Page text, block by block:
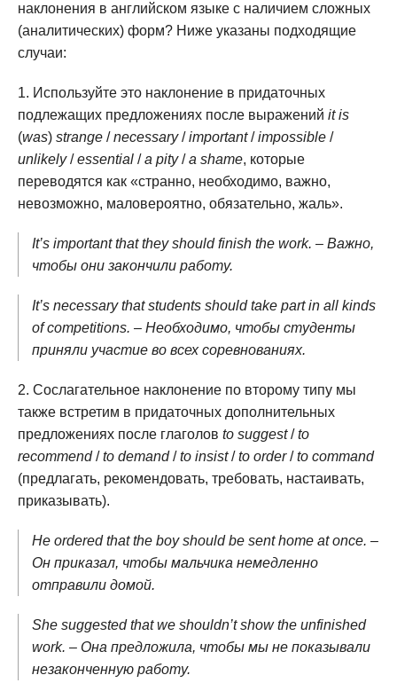
наклонения в английском языке с наличием сложных
(аналитических) форм? Ниже указаны подходящие
случаи:
Используйте это наклонение в придаточных
подлежащих предложениях после выражений it is
(was) strange /necessary/important/impossible /
unlikely/essential /a pity/a shame, которые
переводятся как «странно, необходимо, важно,
невозможно, маловероятно, обязательно, жаль».
It’s important that they should finish the work. – Важно,
чтобы они закончили работу.
It’s necessary that students should take part in all kinds
of competitions. – Необходимо, чтобы студенты
приняли участие во всех соревнованиях.
Сослагательное наклонение по второму типу мы
также встретим в придаточных дополнительных
предложениях после глаголов to suggest/to
recommend/to demand/to insist/to order/to command
(предлагать, рекомендовать, требовать, настаивать,
приказывать).
He ordered that the boy should be sent home at once. –
Он приказал, чтобы мальчика немедленно
отправили домой.
She suggested that we shouldn’t show the unfinished
work. – Она предложила, чтобы мы не показывали
незаконченную работу.